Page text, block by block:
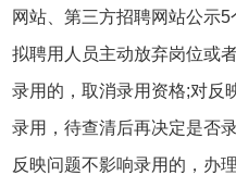
网站、第三方招聘网站公示
拟聘用人员主动放弃岗位或
录用的，取消录用资格;对反
录用，待查清后再决定是否
反映问题不影响录用的，办